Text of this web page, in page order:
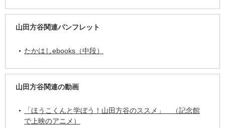
山田方谷関連パンフレット
たかはしebooks（中段）
山田方谷関連の動画
「ほうこくんと学ぼう！山田方谷のススメ」 （記念館
で上映のアニメ）